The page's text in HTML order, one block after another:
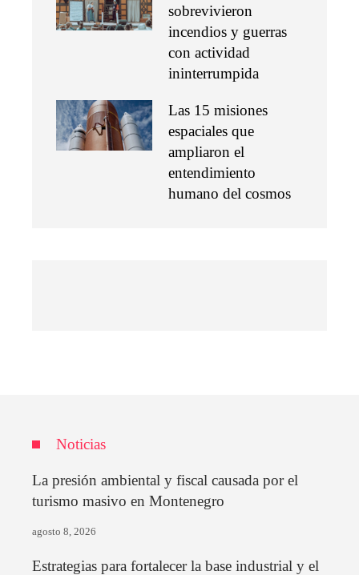
sobrevivieron
incendios y guerras
con actividad
ininterrumpida
Las 15 misiones
espaciales que
ampliaron el
entendimiento
humano del cosmos
Noticias
La presión ambiental y fiscal causada por el
turismo masivo en Montenegro
agosto 8, 2026
Estrategias para fortalecer la base industrial y el